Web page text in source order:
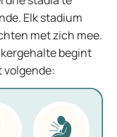
Elk stadium
met zich mee.
begint
volgende: